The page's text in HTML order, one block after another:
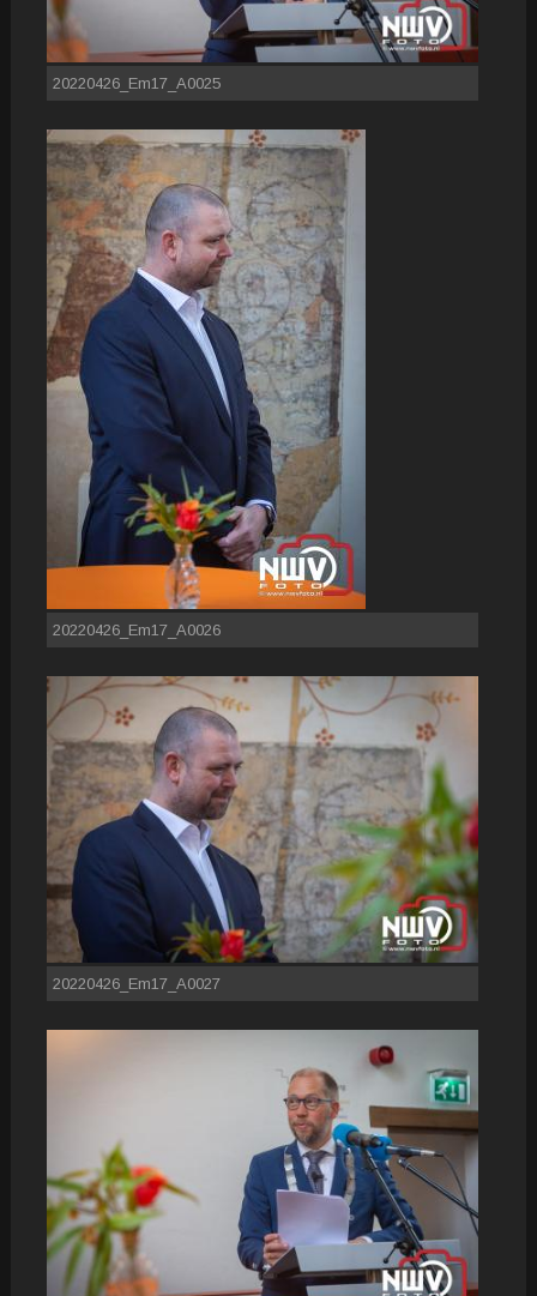
20220426_Em17_A0025
20220426_Em17_A0026
20220426_Em17_A0027